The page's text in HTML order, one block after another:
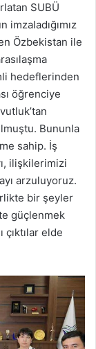
SUBÜ
imzaladığımız
Özbekistan ile
hedeflerinden
öğrenciye
Bununla
sahip. İş
ilişkilerimizi
arzuluyoruz.
bir şeyler
güçlenmek
elde